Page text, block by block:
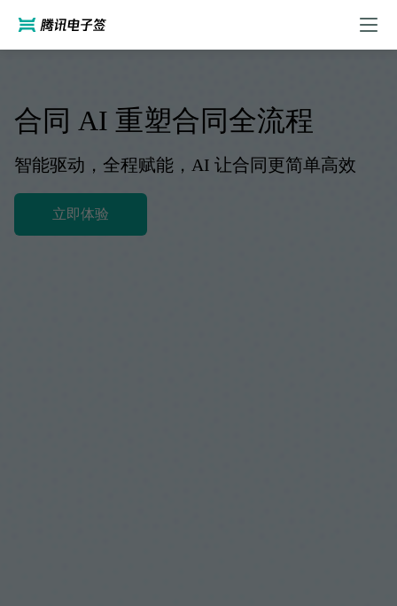
合同 AI 重塑合同全流程
智能驱动，全程赋能，AI 让合同更简单高效
立即体验